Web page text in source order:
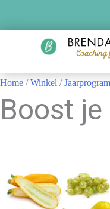
Home /Winkel /
Boost